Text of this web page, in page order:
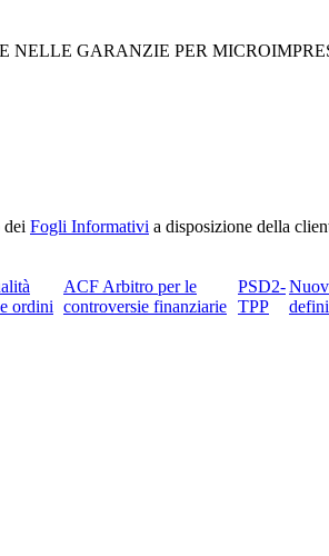
NELLE GARANZIE PER
Fogli Informativi a disposizione della
ordini
ACF Arbitro per le
controversie finanziarie
PSD2-
TPP